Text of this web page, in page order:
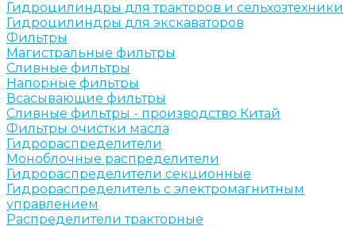
Гидроцилиндры для тракторов и сельхозтехники
Гидроцилиндры для экскаваторов
Фильтры
Магистральные фильтры
Сливные фильтры
Напорные фильтры
Всасывающие фильтры
Сливные фильтры - производство Китай
Фильтры очистки масла
Гидрораспределители
Моноблочные распределители
Гидрораспределители секционные
Гидрораспределитель с электромагнитным
управлением
Распределители тракторные